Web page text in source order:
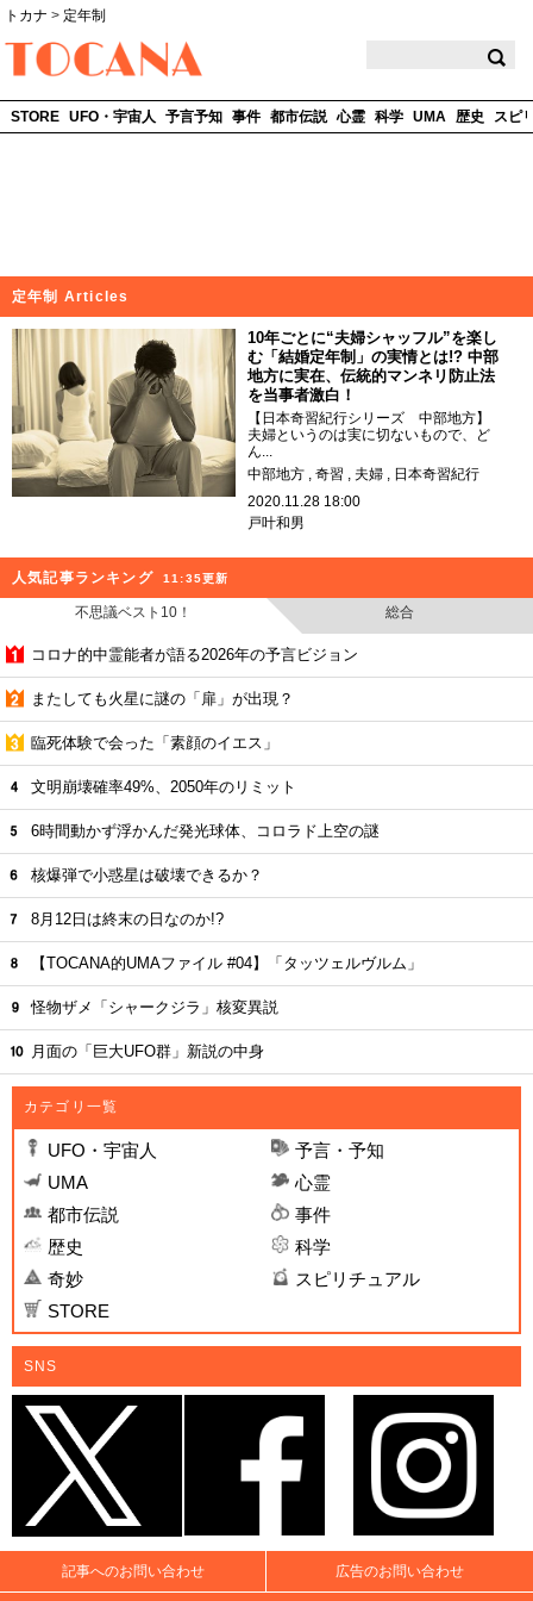
トカナ > 定年制
STORE UFO・宇宙人 予言予知 事件 都市伝説 心霊 科学 UMA 歴史 スピ
定年制 Articles
10年ごとに“夫婦シャッフル”を楽し
む「結婚定年制」の実情とは!? 中部
地方に実在、伝統的マンネリ防止法
を当事者激白！
【日本奇習紀行シリーズ 中部地方】
夫婦というのは実に切ないもので、ど
ん...
中部地方
奇習 夫婦
日本奇習紀行
2020.11.28 18:00
戸叶和男
人気記事ランキング 11:35更新
不思議ベスト10！ 総合
コロナ的中霊能者が語る2026年の予言ビジョン
またしても火星に謎の「扉」が出現？
臨死体験で会った「素顔のイエス」
文明崩壊確率49%、2050年のリミット
6時間動かず浮かんだ発光球体、コロラド上空の謎
核爆弾で小惑星は破壊できるか？
8月12日は終末の日なのか!?
【TOCANA的UMAファイル #04】「タッツェルヴルム」
怪物ザメ「シャークジラ」核変異説
月面の「巨大UFO群」新説の中身
カテゴリ一覧
UFO・宇宙人
予言・予知
UMA
心霊
都市伝説
事件
歴史
科学
奇妙
スピリチュアル
STORE
SNS
記事へのお問い合わせ 広告のお問い合わせ